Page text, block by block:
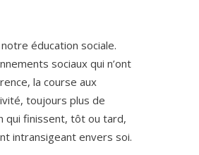
éducation sociale.
sociaux qui n’ont
la course aux
toujours plus de
qui finissent, tôt ou tard,
intransigeant envers soi.